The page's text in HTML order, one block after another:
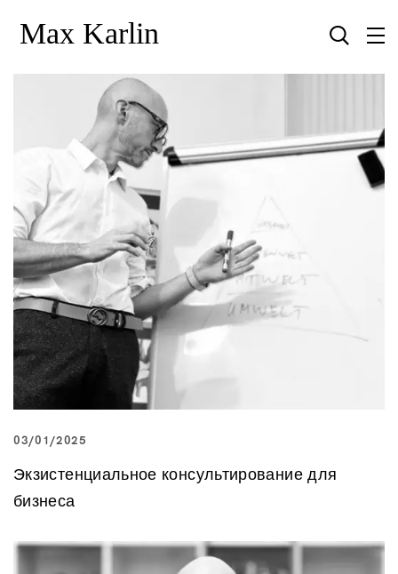
03/01/2025
Экзистенциальное консультирование для
бизнеса